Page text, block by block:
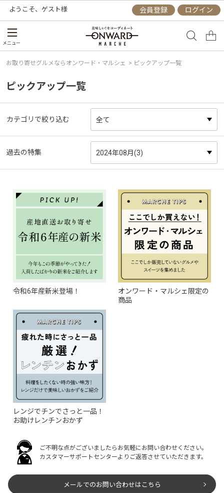
ようこそ、 ゲスト様 会員登録 ログイン
メニュー
お取り寄せグルメならオンワード・マルシェ > ピックアップ一覧
ピックアップ一覧
カテゴリで絞り込む
過去の特集
令和6年産新米登場！
オンワード・マルシェ限定の
商品
レンジでチンでさっと一品！
お助けレンチンおかず
ご不明な点がございましたらお気軽にお問い合わせください。
カスタマーサポートセンターよりご返答させていただきます。
メールでのお問い合わせはこちら